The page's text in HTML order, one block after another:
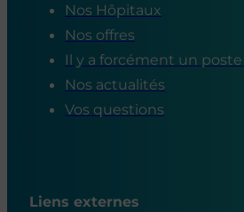
Nos Hôpitaux
Nos offres
Il y a forcément un
Nos actualités
Vos questions
Liens externes